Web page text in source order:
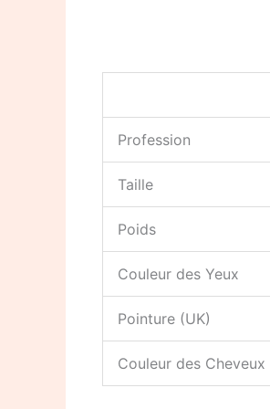
Profession
Taille
Poids
Couleur des Yeux
Pointure (UK)
Couleur des Cheveux